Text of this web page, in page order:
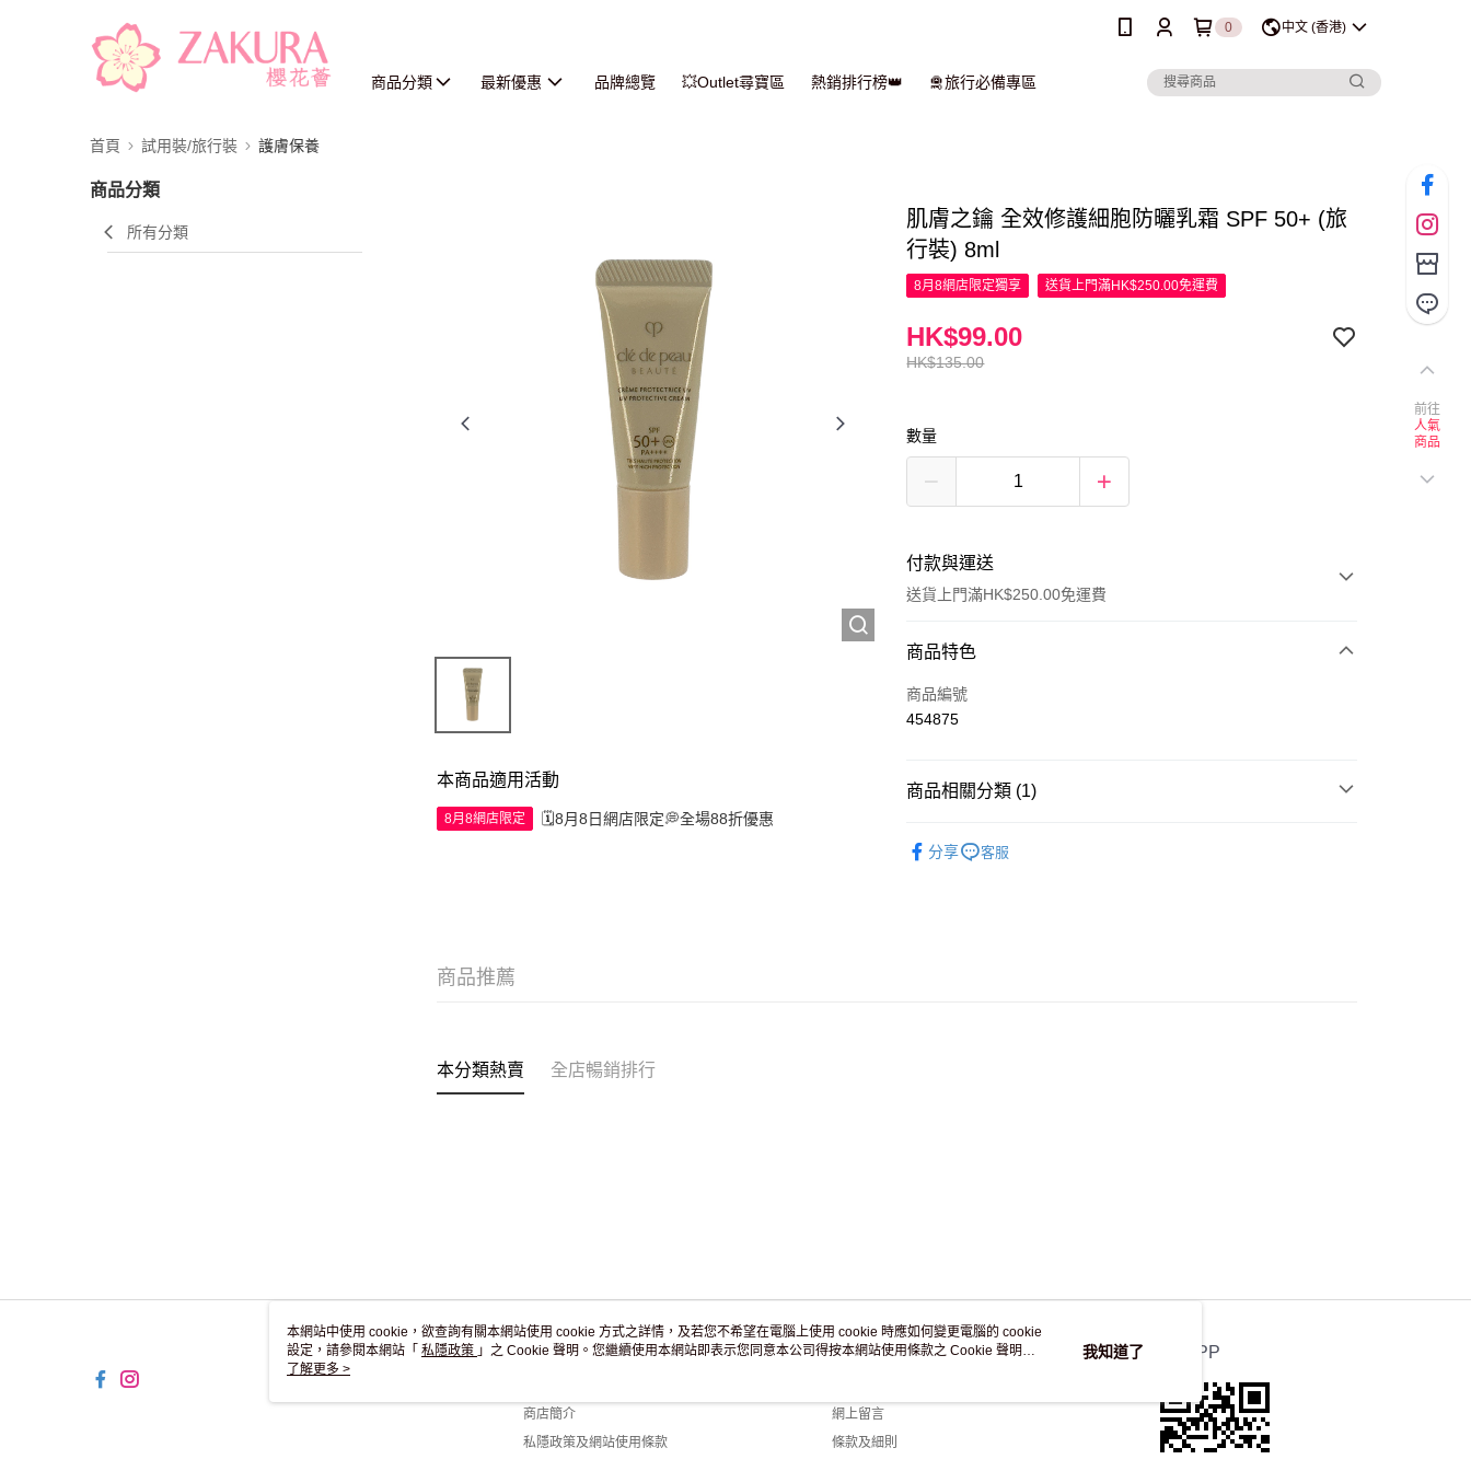
0 中文 (香港)
商品分類 最新優惠 品牌總覽 💥Outlet尋寶區 熱銷排行榜👑 🛅旅行必備專區
首頁 試用裝/旅行裝 護膚保養
商品分類
所有分類
本商品適用活動
8月8網店限定 🗓️8月8日網店限定💭全場88折優惠
肌膚之鑰 全效修護細胞防曬乳霜 SPF 50+ (旅
行裝) 8ml
8月8網店限定獨享 送貨上門滿HK$250.00免運費
HK$135.00
HK$99.00
數量
付款與運送
送貨上門滿HK$250.00免運費
付款方式
信用卡
商品特色
商品編號
454875
商品相關分類 (1)
分享
客服
商品推薦
本分類熱賣 全店暢銷排行
關於我們
商店簡介
私隱政策及網站使用條款
客戶服務
網上留言
條款及細則
官方APP
前往
人氣
商品
本網站中使用 cookie，欲查詢有關本網站使用 cookie 方式之詳情，及若您不希望在電腦上使用 cookie 時應如何變更電腦的 cookie
設定，請參閱本網站「 私隱政策 」之 Cookie 聲明。您繼續使用本網站即表示您同意本公司得按本網站使用條款之 Cookie 聲明使
用 cookie。
了解更多 >
我知道了